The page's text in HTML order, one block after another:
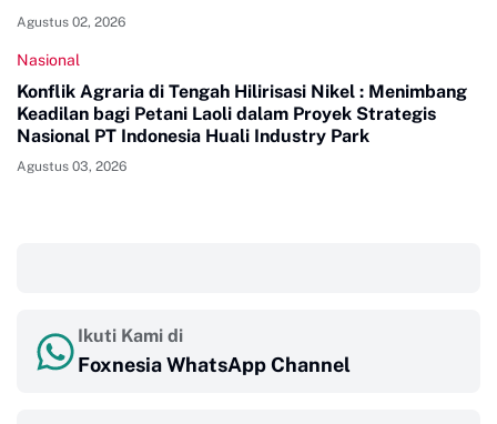
Agustus 02, 2026
Nasional
Konflik Agraria di Tengah Hilirisasi Nikel : Menimbang
Keadilan bagi Petani Laoli dalam Proyek Strategis
Nasional PT Indonesia Huali Industry Park
Agustus 03, 2026
Ikuti Kami di
Foxnesia WhatsApp Channel